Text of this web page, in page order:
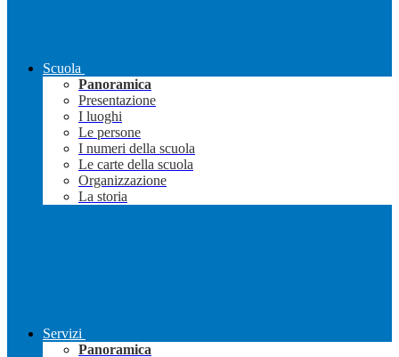
Scuola
Panoramica
Presentazione
I luoghi
Le persone
I numeri della scuola
Le carte della scuola
Organizzazione
La storia
Servizi
Panoramica